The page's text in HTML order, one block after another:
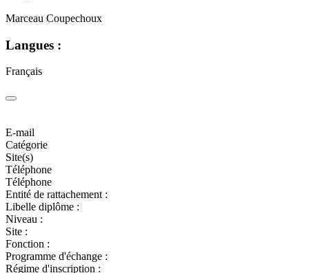
Marceau Coupechoux
Langues :
Français
E-mail
Catégorie
Site(s)
Téléphone
Téléphone
Entité de rattachement :
Libelle diplôme :
Niveau :
Site :
Fonction :
Programme d'échange :
Régime d'inscription :